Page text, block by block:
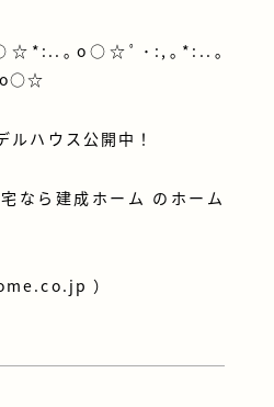
｡o○☆ﾟ･:,｡*:..｡
ルハウス公開中！
なら建成ホーム のホーム
）